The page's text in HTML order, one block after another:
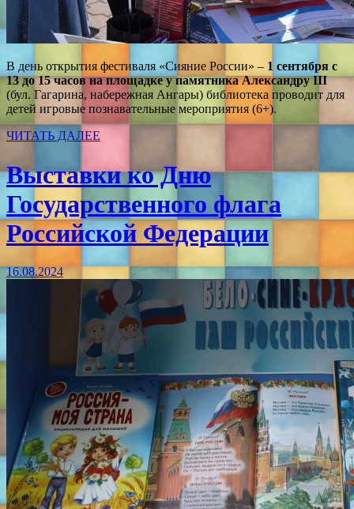
В день открытия фестиваля «Сияние России» – 1 сентября с
13 до 15 часов на площадке у памятника Александру III
(бул. Гагарина, набережная Ангары) библиотека проводит для
детей игровые познавательные мероприятия (6+).
ЧИТАТЬ ДАЛЕЕ
Выставки ко Дню
Государственного флага
Российской Федерации
16.08.2024